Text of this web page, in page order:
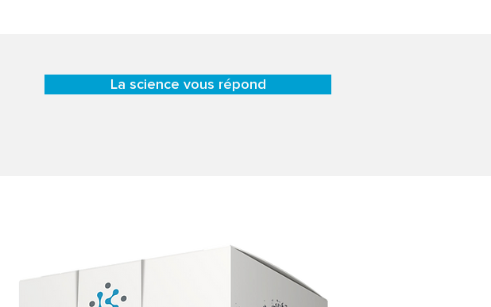
La science vous répond